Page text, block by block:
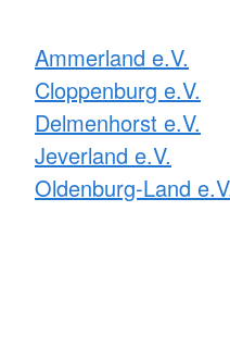
Ammerland e.V.
Cloppenburg e.V.
Delmenhorst e.V.
Jeverland e.V.
Oldenburg-Land